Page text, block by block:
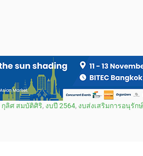
กุลิศ สมบัติศิริ, งบปี 2564, งบส่งเสริมการอนุรัก